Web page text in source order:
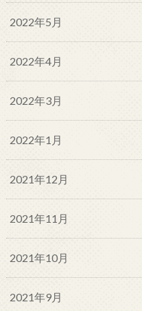
2022年5月
2022年4月
2022年3月
2022年1月
2021年12月
2021年11月
2021年10月
2021年9月